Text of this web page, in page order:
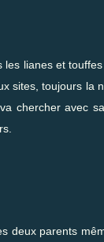
lianes et
sites, toujours la
chercher avec
deux parents